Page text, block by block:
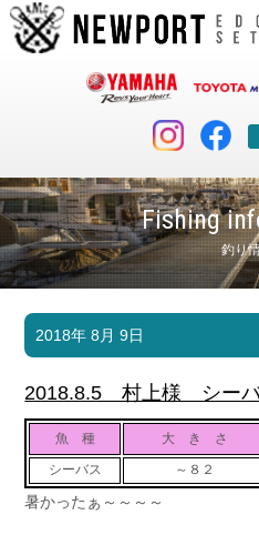
Fishing
釣り
マリンクラブ
マリンライフを堪能したい！
ボート免許
長年の実績と信頼！
店舗情報
2018年 8月 9日
2018.8.5 村上様 シー
魚 種 大 き さ
シーバス
～８２
暑かったぁ～～～～